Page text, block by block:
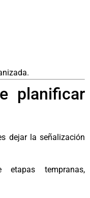
planificar
dejar la señalización
tempranas,